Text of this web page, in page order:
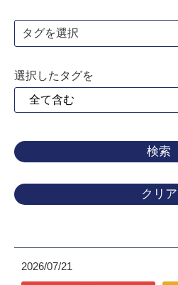
タグを選択
選択したタグを
クリア
2026/07/21